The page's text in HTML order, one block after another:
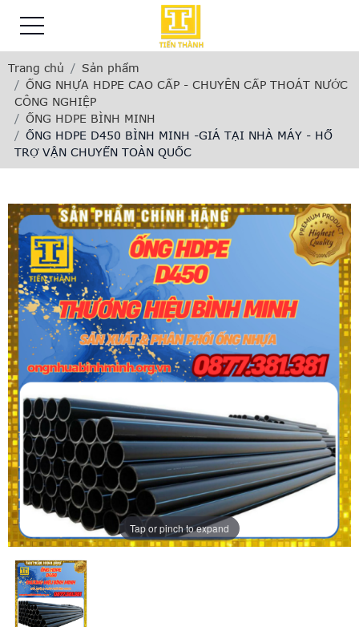
Trang chủ
Sản phẩm
ỐNG NHỰA HDPE CAO CẤP - CHUYÊN CẤP THOÁT NƯỚC
CÔNG NGHIỆP
ỐNG HDPE BÌNH MINH
ỐNG HDPE D450 BÌNH MINH -GIÁ TẠI NHÀ MÁY - HỔ
TRỢ VẬN CHUYỂN TOÀN QUỐC
Tap or pinch to expand